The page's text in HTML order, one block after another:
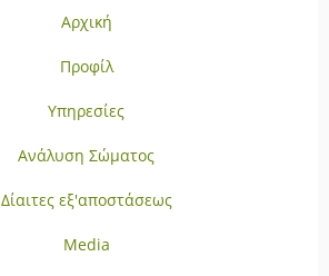
Αρχική
Προφίλ
Υπηρεσίες
Ανάλυση Σώματος
Δίαιτες εξ'αποστάσεως
Media